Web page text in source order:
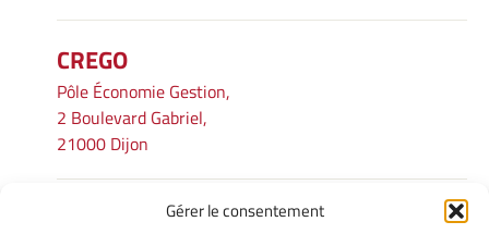
Gérer le consentement
CREGO
Pôle Économie Gestion,
2 Boulevard Gabriel,
21000 Dijon